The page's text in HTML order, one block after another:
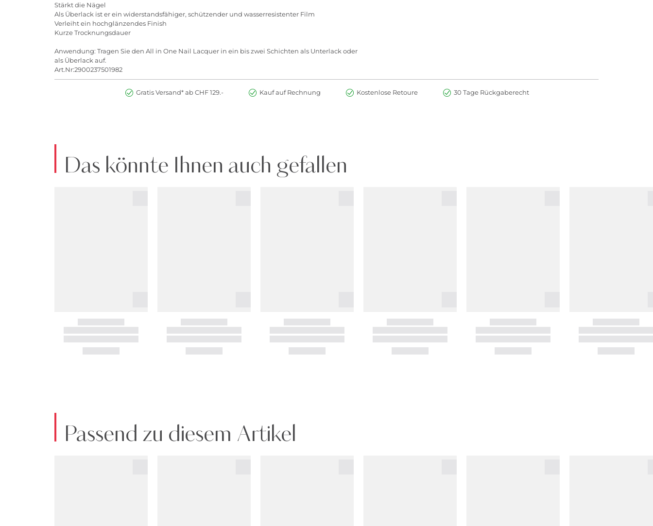
Stärkt die Nägel
Als Überlack ist er ein widerstandsfähiger, schützender und wasserresistenter Film
Verleiht ein hochglänzendes Finish
Kurze Trocknungsdauer
Anwendung: Tragen Sie den All in One Nail Lacquer in ein bis zwei Schichten als Unterlack oder
als Überlack auf.
Art.Nr:2900237501982
Gratis Versand* ab CHF 129.- Kauf auf Rechnung Kostenlose Retoure 30 Tage Rückgaberecht
Das könnte Ihnen auch gefallen
Passend zu diesem Artikel